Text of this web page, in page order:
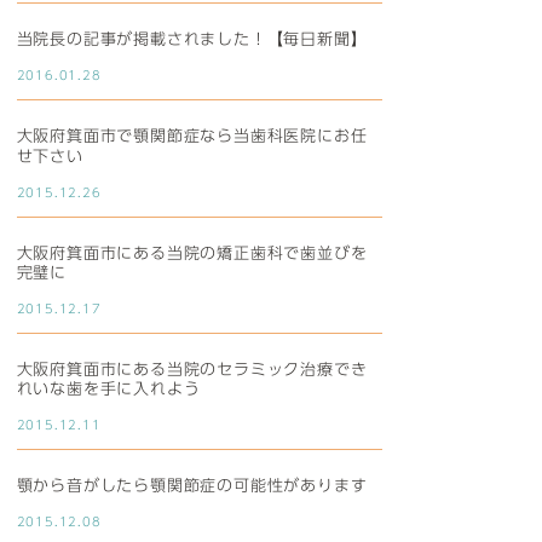
当院長の記事が掲載されました！【毎日新聞】
2016.01.28
大阪府箕面市で顎関節症なら当歯科医院にお任
せ下さい
2015.12.26
大阪府箕面市にある当院の矯正歯科で歯並びを
完璧に
2015.12.17
大阪府箕面市にある当院のセラミック治療でき
れいな歯を手に入れよう
2015.12.11
顎から音がしたら顎関節症の可能性があります
2015.12.08